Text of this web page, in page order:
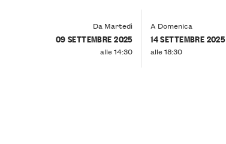
Da Martedì
09 SETTEMBRE 2025
alle 14:30
A Domenica
14 SETTEMBRE 2025
alle 18:30